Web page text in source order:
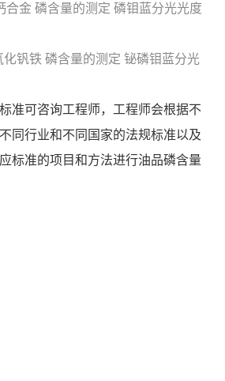
合金 磷含量的测定 磷钼蓝分光光度
钒铁 磷含量的测定 铋磷钼蓝分光
准可咨询工程师，工程师会根据不
同行业和不同国家的法规标准以及
标准的项目和方法进行油品磷含量